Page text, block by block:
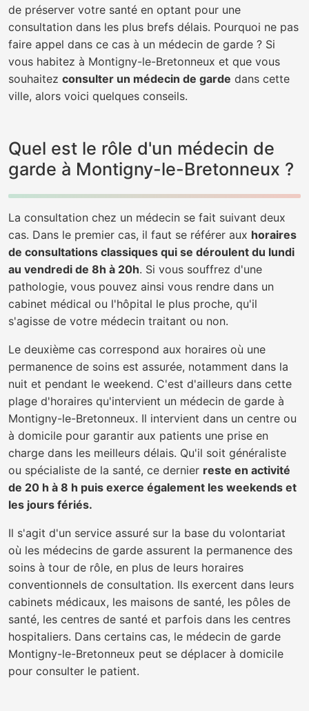
de préserver votre santé en optant pour une
consultation dans les plus brefs délais. Pourquoi ne pas
faire appel dans ce cas à un médecin de garde ? Si
vous habitez à Montigny-le-Bretonneux et que vous
souhaitez consulter un médecin de garde dans cette
ville, alors voici quelques conseils.
Quel est le rôle d'un médecin de
garde à Montigny-le-Bretonneux ?
La consultation chez un médecin se fait suivant deux
cas. Dans le premier cas, il faut se référer aux horaires
de consultations classiques qui se déroulent du lundi
au vendredi de 8h à 20h. Si vous souffrez d'une
pathologie, vous pouvez ainsi vous rendre dans un
cabinet médical ou l'hôpital le plus proche, qu'il
s'agisse de votre médecin traitant ou non.
Le deuxième cas correspond aux horaires où une
permanence de soins est assurée, notamment dans la
nuit et pendant le weekend. C'est d'ailleurs dans cette
plage d'horaires qu'intervient un médecin de garde à
Montigny-le-Bretonneux. Il intervient dans un centre ou
à domicile pour garantir aux patients une prise en
charge dans les meilleurs délais. Qu'il soit généraliste
ou spécialiste de la santé, ce dernier reste en activité
de 20 h à 8 h puis exerce également les weekends et
les jours fériés.
Il s'agit d'un service assuré sur la base du volontariat
où les médecins de garde assurent la permanence des
soins à tour de rôle, en plus de leurs horaires
conventionnels de consultation. Ils exercent dans leurs
cabinets médicaux, les maisons de santé, les pôles de
santé, les centres de santé et parfois dans les centres
hospitaliers. Dans certains cas, le médecin de garde
Montigny-le-Bretonneux peut se déplacer à domicile
pour consulter le patient.